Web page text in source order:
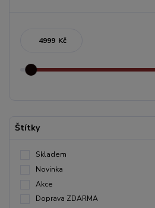
Kč
Štítky
Skladem
Novinka
Akce
Doprava ZDARMA